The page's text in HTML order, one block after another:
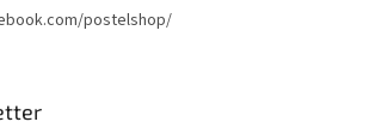
postelshop/